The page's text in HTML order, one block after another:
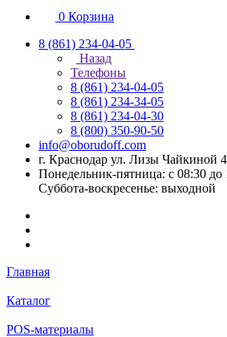
0 Корзина
8 (861) 234-04-05
Назад
Телефоны
8 (861) 234-04-05
8 (861) 234-34-05
8 (861) 234-04-30
8 (800) 350-90-50
info@oborudoff.com
г. Краснодар ул. Лизы Чайкиной
Понедельник-пятница: с 08:30 до
Суббота-воскресенье: выходной
Главная
Каталог
POS-материалы